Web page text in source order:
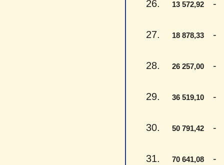
26. 13 572,92 -
27. 18 878,33 -
28. 26 257,00 -
29. 36 519,10 -
30. 50 791,42 -
31. 70 641,08 -